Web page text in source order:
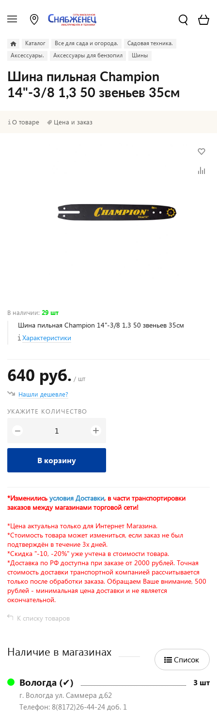
Каталог Все для сада и огорода.
Садовая техника.
Аксессуары.
Аксессуары для бензопил Шины
Шина пильная Champion
14"-3/8 1,3 50 звеньев 35см
О товаре Цена и заказ
В наличии: 29 шт
Шина пильная Champion 14"-3/8 1,3 50 звеньев 35см
Характеристики
640 руб. / шт
Нашли дешевле?
УКАЖИТЕ КОЛИЧЕСТВО
− +
В корзину
*Изменились условия Доставки, в части транспортировки
заказов между магазинами торговой сети!
*Цена актуальна только для Интернет Магазина.
*Стоимость товара может измениться, если заказ не был
подтверждён в течение 3х дней.
*Скидка "-10, -20%" уже учтена в стоимости товара.
*Доставка по РФ доступна при заказе от 2000 рублей. Точная
стоимость доставки транспортной компанией рассчитывается
только после обработки заказа. Обращаем Ваше внимание, 500
рублей - минимальная цена доставки и не является
окончательной.
К списку товаров
Наличие в магазинах
Список
Вологда (✔) 3 шт
г. Вологда ул. Саммера д.62
Телефон: 8(8172)26-44-24 доб. 1